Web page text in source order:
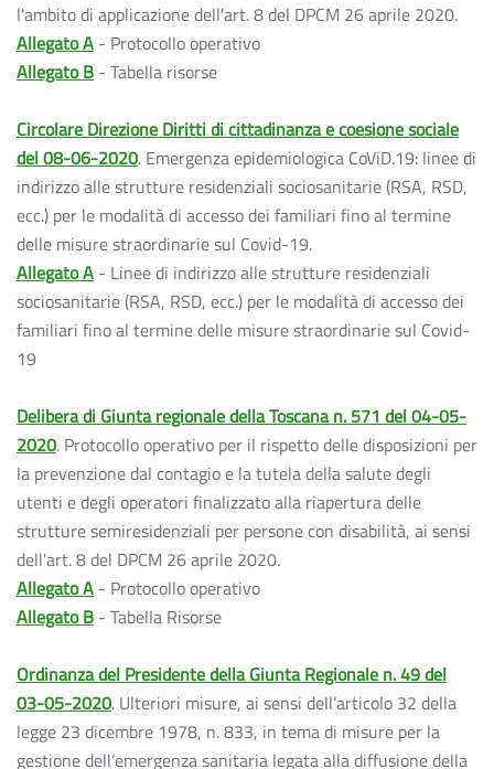
l'ambito di applicazione dell'art. 8 del DPCM 26 aprile 2020.
Allegato A - Protocollo operativo
Allegato B - Tabella risorse
Circolare Direzione Diritti di cittadinanza e coesione sociale
del 08-06-2020. Emergenza epidemiologica CoViD.19: linee di
indirizzo alle strutture residenziali sociosanitarie (RSA, RSD,
ecc.) per le modalità di accesso dei familiari fino al termine
delle misure straordinarie sul Covid-19.
Allegato A - Linee di indirizzo alle strutture residenziali
sociosanitarie (RSA, RSD, ecc.) per le modalità di accesso dei
familiari fino al termine delle misure straordinarie sul Covid-
19
Delibera di Giunta regionale della Toscana n. 571 del 04-05-
2020. Protocollo operativo per il rispetto delle disposizioni per
la prevenzione dal contagio e la tutela della salute degli
utenti e degli operatori finalizzato alla riapertura delle
strutture semiresidenziali per persone con disabilità, ai sensi
dell'art. 8 del DPCM 26 aprile 2020.
Allegato A - Protocollo operativo
Allegato B - Tabella Risorse
Ordinanza del Presidente della Giunta Regionale n. 49 del
03-05-2020. Ulteriori misure, ai sensi dell’articolo 32 della
legge 23 dicembre 1978, n. 833, in tema di misure per la
gestione dell’emergenza sanitaria legata alla diffusione della